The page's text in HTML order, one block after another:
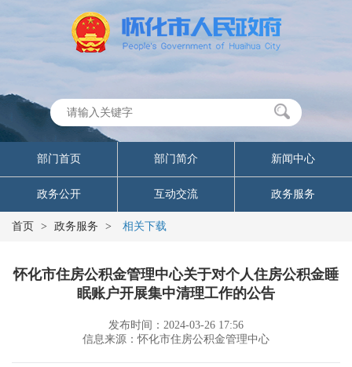
部门首页 部门简介 新闻中心
政务公开 互动交流 政务服务
首页 > 政务服务 > 相关下载
怀化市住房公积金管理中心关于对个人住房公积金睡
眠账户开展集中清理工作的公告
发布时间：2024-03-26 17:56
信息来源：怀化市住房公积金管理中心